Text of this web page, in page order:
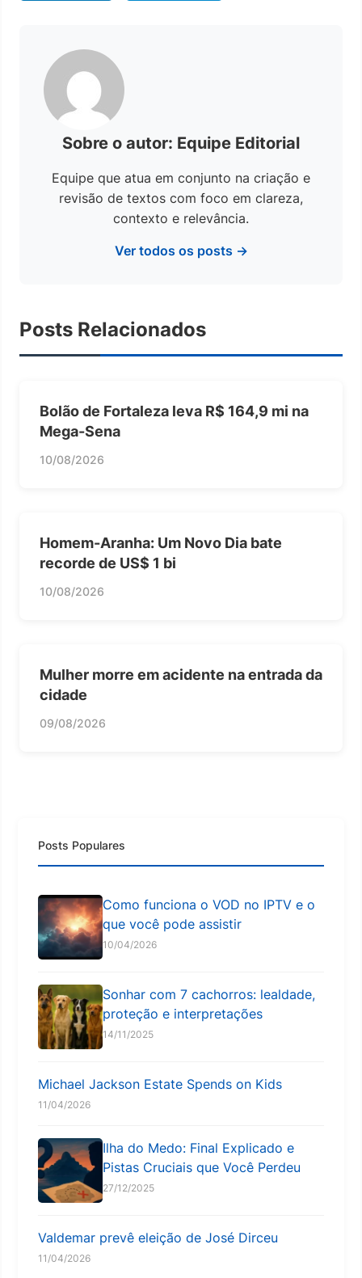
Sobre o autor: Equipe Editorial
Equipe que atua em conjunto na criação e
revisão de textos com foco em clareza,
contexto e relevância.
Ver todos os posts →
Posts Relacionados
Bolão de Fortaleza leva R$ 164,9 mi na
Mega-Sena
10/08/2026
Homem-Aranha: Um Novo Dia bate
recorde de US$ 1 bi
10/08/2026
Mulher morre em acidente na entrada da
cidade
09/08/2026
Posts Populares
Como funciona o VOD no IPTV e o
que você pode assistir
10/04/2026
Sonhar com 7 cachorros: lealdade,
proteção e interpretações
14/11/2025
Michael Jackson Estate Spends on Kids
11/04/2026
Ilha do Medo: Final Explicado e
Pistas Cruciais que Você Perdeu
27/12/2025
Valdemar prevê eleição de José Dirceu
11/04/2026